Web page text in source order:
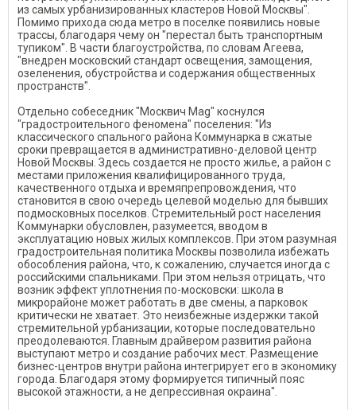
из самых урбанизированных кластеров Новой Москвы".
Помимо прихода сюда метро в поселке появились новые
трассы, благодаря чему он "перестал быть транспортным
тупиком". В части благоустройства, по словам Агеева,
"внедрен московский стандарт освещения, замощения,
озеленения, обустройства и содержания общественных
пространств".
Отдельно собеседник "Москвич Mag" коснулся
"градостроительного феномена" поселения: "Из
классического спального района Коммунарка в сжатые
сроки превращается в административно-деловой центр
Новой Москвы. Здесь создается не просто жилье, а район с
местами приложения квалифицированного труда,
качественного отдыха и времяпрепровождения, что
становится в свою очередь целевой моделью для бывших
подмосковных поселков. Стремительный рост населения
Коммунарки обусловлен, разумеется, вводом в
эксплуатацию новых жилых комплексов. При этом разумная
градостроительная политика Москвы позволила избежать
обособления района, что, к сожалению, случается иногда с
российскими спальниками. При этом нельзя отрицать, что
возник эффект уплотнения по-московски: школа в
микрорайоне может работать в две смены, а парковок
критически не хватает. Это неизбежные издержки такой
стремительной урбанизации, которые последовательно
преодолеваются. Главным драйвером развития района
выступают метро и создание рабочих мест. Размещение
бизнес-центров внутри района интегрирует его в экономику
города. Благодаря этому формируется типичный пояс
высокой этажности, а не депрессивная окраина".